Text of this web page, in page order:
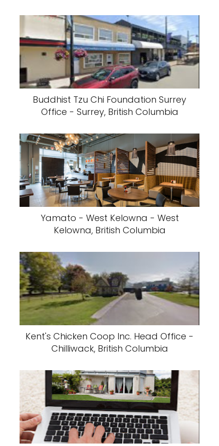
Buddhist Tzu Chi Foundation Surrey
Office - Surrey, British Columbia
Yamato - West Kelowna - West
Kelowna, British Columbia
Kent's Chicken Coop Inc. Head Office -
Chilliwack, British Columbia